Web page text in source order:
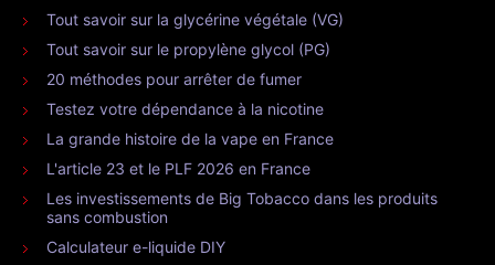
Tout savoir sur la glycérine végétale (VG)
Tout savoir sur le propylène glycol (PG)
20 méthodes pour arrêter de fumer
Testez votre dépendance à la nicotine
La grande histoire de la vape en France
L'article 23 et le PLF 2026 en France
Les investissements de Big Tobacco dans les produits
sans combustion
Calculateur e-liquide DIY